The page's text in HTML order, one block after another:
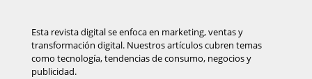
Esta revista digital se enfoca en marketing, ventas y
transformación digital. Nuestros artículos cubren temas
como tecnología, tendencias de consumo, negocios y
publicidad.